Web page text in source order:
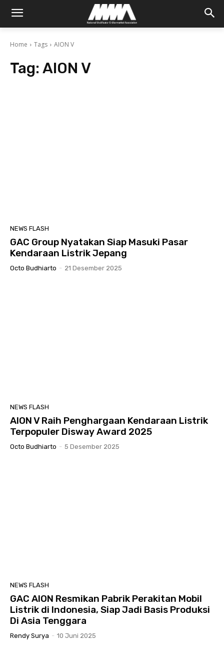
Home Tags AION V
Tag: AION V
NEWS FLASH
GAC Group Nyatakan Siap Masuki Pasar
Kendaraan Listrik Jepang
Octo Budhiarto - 21 Desember 2025
NEWS FLASH
AION V Raih Penghargaan Kendaraan Listrik
Terpopuler Disway Award 2025
Octo Budhiarto - 5 Desember 2025
NEWS FLASH
GAC AION Resmikan Pabrik Perakitan Mobil
Listrik di Indonesia, Siap Jadi Basis Produksi
Di Asia Tenggara
Rendy Surya - 10 Juni 2025